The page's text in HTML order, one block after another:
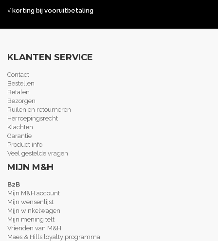
√ korting bij vooruitbetaling
KLANTEN SERVICE
Contact
Bestellen
Betalen
Bezorgen
Ruilen en retourneren
Herroepingsrecht
Klachten
Garantie
Product info
Veel gestelde vragen
MIJN M&H
B2B
Mijn M&H account
Mijn wensenlijst
Mijn winkelwagen
Mijn mening telt
Vrienden van M&H
Maes & Hills loyalty programma